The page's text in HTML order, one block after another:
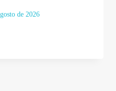
de 2026